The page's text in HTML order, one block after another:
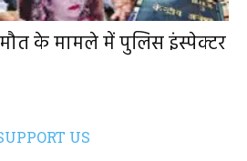
के मामले में पुलिस इंस्पेक्टर
US